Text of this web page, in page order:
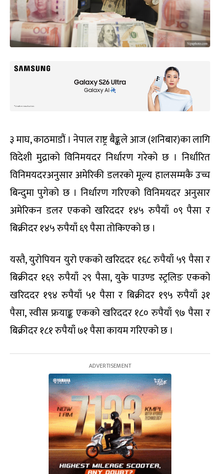
३ माघ, काठमाडौं । नेपाल राष्ट्र बैङ्कले आज (शनिबार)का लागि
विदेशी मुद्राको विनिमयदर निर्धारण गरेको छ । निर्धारित
विनिमयदरअनुसार अमेरिकी डलरको मूल्य हालसम्मकै उच्च
बिन्दुमा पुगेको छ । निर्धारण गरिएको विनिमयदर अनुसार
अमेरिकन डलर एकको खरिददर १४५ रुपैयाँ ०९ पैसा र
बिक्रीदर १४५ रुपैयाँ ६९ पैसा तोकिएको छ ।
यस्तै, युरोपियन युरो एकको खरिददर १६८ रुपैयाँ ५९ पैसा र
बिक्रीदर १६९ रुपैयाँ २९ पैसा, युके पाउण्ड स्ट्रलिङ एकको
खरिददर १९४ रुपैयाँ ५१ पैसा र बिक्रीदर १९५ रुपैयाँ ३१
पैसा, स्वीस फ्रयाङ्क एकको खरिददर १८० रुपैयाँ ९७ पैसा र
बिक्रीदर १८१ रुपैयाँ ७१ पैसा कायम गरिएको छ ।